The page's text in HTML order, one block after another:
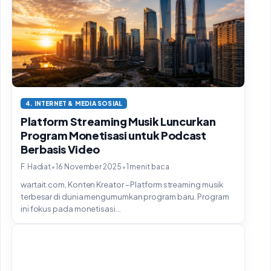
4. INTERNET & MEDIA SOSIAL
Platform Streaming Musik Luncurkan
Program Monetisasi untuk Podcast
Berbasis Video
F. Hadiat•16 November 2025 •1 menit baca
wartait.com, Konten Kreator – Platform streaming musik
terbesar di dunia mengumumkan program baru. Program
ini fokus pada monetisasi...